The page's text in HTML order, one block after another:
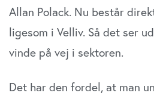
Allan Polack. Nu består
ligesom i Velliv. Så det ser
vinde på vej i sektoren.
Det har den fordel, at man